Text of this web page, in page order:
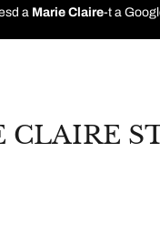
a Marie Claire-t a
CLAIRE